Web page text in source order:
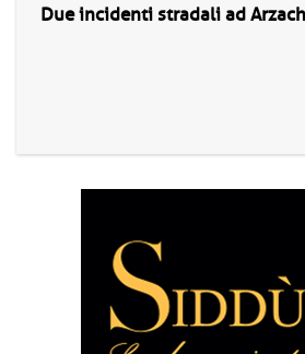
Due incidenti stradali ad